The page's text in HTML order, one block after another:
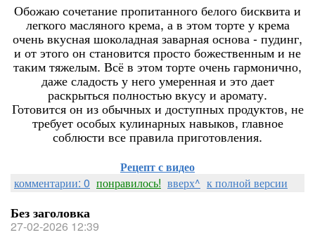
Обожаю сочетание пропитанного белого бисквита и
легкого масляного крема, а в этом торте у крема
очень вкусная шоколадная заварная основа - пудинг,
и от этого он становится просто божественным и не
таким тяжелым. Всё в этом торте очень гармонично,
даже сладость у него умеренная и это дает
раскрыться полностью вкусу и аромату.
Готовится он из обычных и доступных продуктов, не
требует особых кулинарных навыков, главное
соблюсти все правила приготовления.
Рецепт с видео
комментарии: 0 понравилось! вверх^ к полной версии
Без заголовка
27-02-2026 12:39